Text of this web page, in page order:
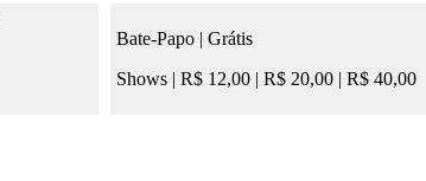
Bate-Papo | Grátis
Shows | R$ 12,00 | R$ 20,00 | R$ 40,00